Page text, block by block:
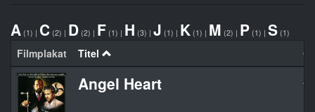
A (1) | C (2) | D (2) | F (1) | H (3) | J (1) | K (1) | M (2) | P (1) | S (1)
Filmplakat Titel
Angel Heart